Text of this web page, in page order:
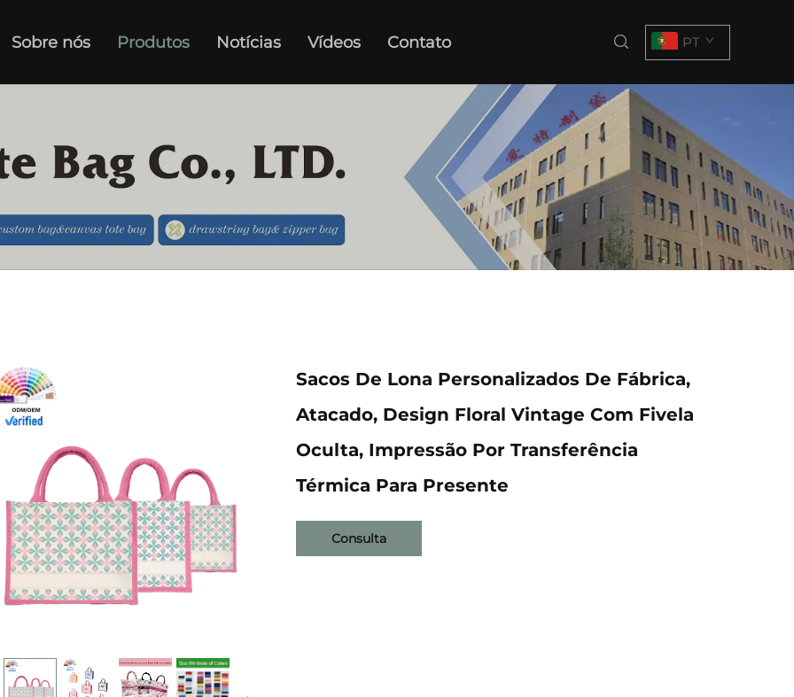
Sobre nós Produtos Notícias Vídeos Contato PT
Sacos De Lona Personalizados De Fábrica,
Atacado, Design Floral Vintage Com Fivela
Oculta, Impressão Por Transferência
Térmica Para Presente
Consulta